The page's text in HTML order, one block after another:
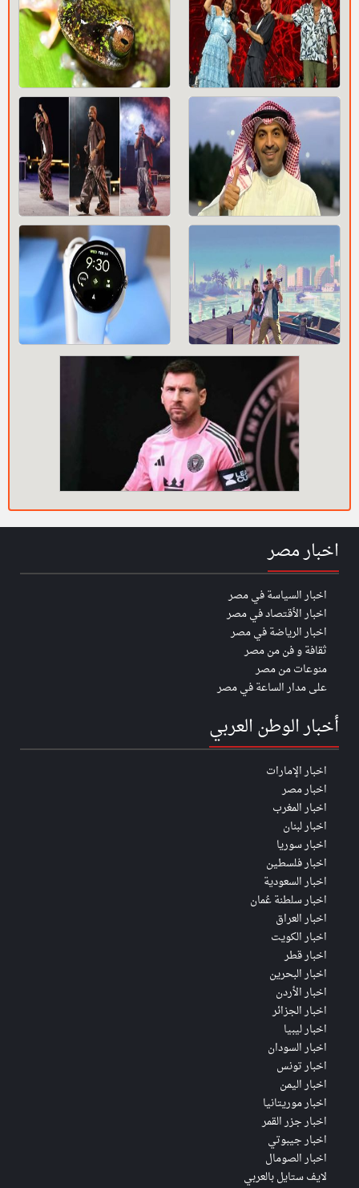
اخبار مصر
اخبار السياسة في مصر
اخبار الأقتصاد في مصر
اخبار الرياضة في مصر
ثقافة و فن من مصر
منوعات من مصر
على مدار الساعة في مصر
أخبار الوطن العربي
اخبار الإمارات
اخبار مصر
اخبار المغرب
اخبار لبنان
اخبار سوريا
اخبار فلسطين
اخبار السعودية
اخبار سلطنة عُمان
اخبار العراق
اخبار الكويت
اخبار قطر
اخبار البحرين
اخبار الأردن
اخبار الجزائر
اخبار ليبيا
اخبار السودان
اخبار تونس
اخبار اليمن
اخبار موريتانيا
اخبار جزر القمر
اخبار جيبوتي
اخبار الصومال
لايف ستايل بالعربي